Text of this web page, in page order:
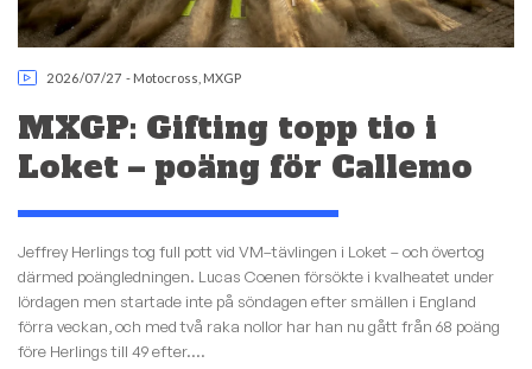
2026/07/27 - Motocross MXGP
MXGP: Gifting topp tio i
Loket – poäng för Callemo
Jeffrey Herlings tog full pott vid VM–tävlingen i Loket – och övertog
därmed poängledningen. Lucas Coenen försökte i kvalheatet under
lördagen men startade inte på söndagen efter smällen i England
förra veckan, och med två raka nollor har han nu gått från 68 poäng
före Herlings till 49 efter....